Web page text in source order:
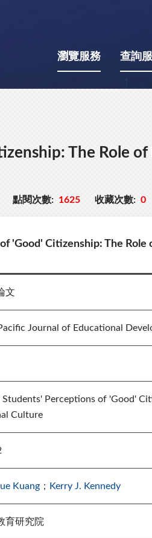
瀏覽服務 查詢
The Role
點閱次數: 1625 收藏次數: 0
'Good' Citizenship: The
文
Journal of Educational
Students' Perceptions of 'Good'
Culture
Kuang ； Kerry J. Kennedy
育研究院